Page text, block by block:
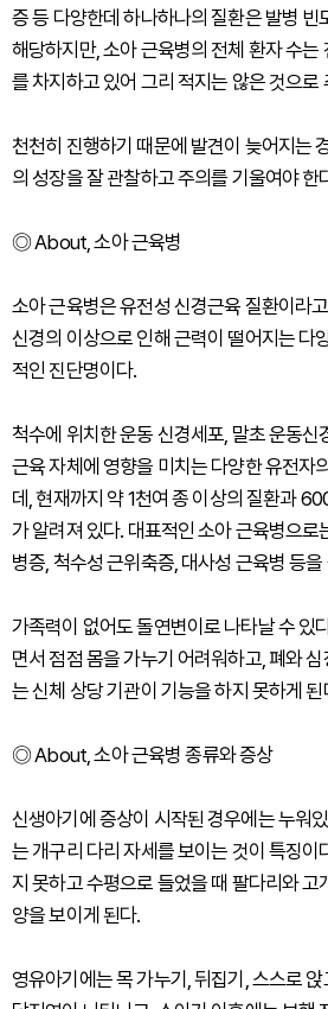
증 등 다양한데 하나하나의 질환은 발병 빈
해당하지만, 소아 근육병의 전체 환자 수
를 차지하고 있어 그리 적지는 않은 것으로
천천히 진행하기 때문에 발견이 늦어지는
의 성장을 잘 관찰하고 주의를 기울여야 한
◎ About, 소아 근육병
소아 근육병은 유전성 신경근육 질환이라
신경의 이상으로 인해 근력이 떨어지는 다
적인 진단명이다.
척수에 위치한 운동 신경세포, 말초 운동신
근육 자체에 영향을 미치는 다양한 유전자
데, 현재까지 약 1천여 종 이상의 질환과
가 알려져 있다. 대표적인 소아 근육병으로
병증, 척수성 근위축증, 대사성 근육병 등을
가족력이 없어도 돌연변이로 나타날 수 있
면서 점점 몸을 가누기 어려워하고, 폐와
는 신체 상당 기관이 기능을 하지 못하게 된
◎ About, 소아 근육병 종류와 증상
신생아기에 증상이 시작된 경우에는 누워
는 개구리 다리 자세를 보이는 것이 특징이
지 못하고 수평으로 들었을 때 팔다리와 고
양을 보이게 된다.
영유아기에는 목 가누기, 뒤집기, 스스로